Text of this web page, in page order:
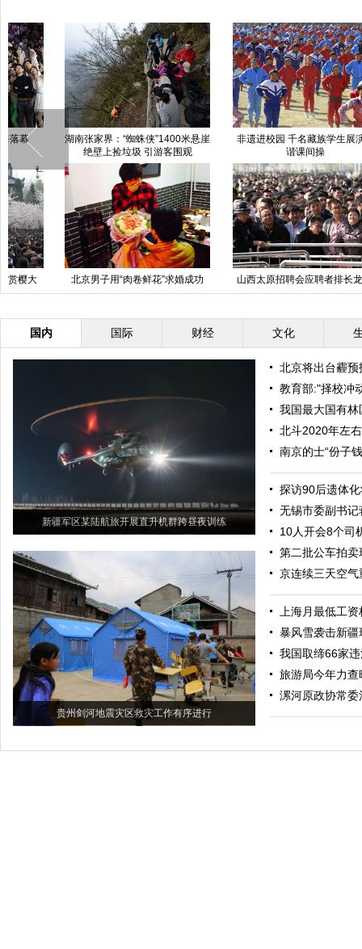
非遗进校园 千名藏族学生展演果
谐课间操
安徽滁州：山寨版“狮身人面像”成
山西太原招聘会应聘者排长龙 场
面似春运
中国日报一周图片精选：3月21日
—27日
国内 国际 财经 文化
新疆军区某陆航旅开展直升机群跨昼夜训练
贵州剑河地震灾区救灾工作有序进行
北京将出台霾
教育部:"择校冲
我国最大国有
北斗2020年左
南京的士“份子
探访90后遗体
无锡市委副书
10人开会8个司
第二批公车拍
京连续三天空
上海月最低工
暴风雪袭击新
我国取缔66家
旅游局今年力
漯河原政协常